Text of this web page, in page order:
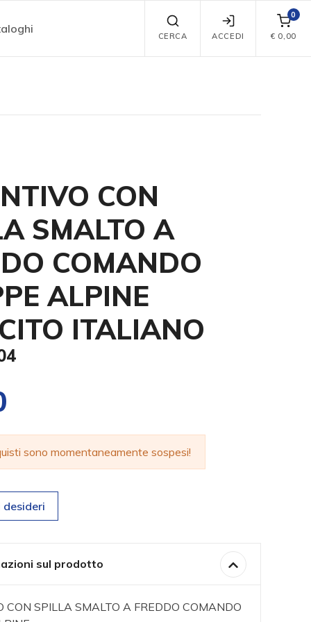
CERCA ACCEDI
0
€ 0,00
CON
SMALTO A
COMANDO
ALPINE
ITALIANO
sono momentaneamente sospesi!
desideri
sul prodotto
CON SPILLA SMALTO A FREDDO COMANDO